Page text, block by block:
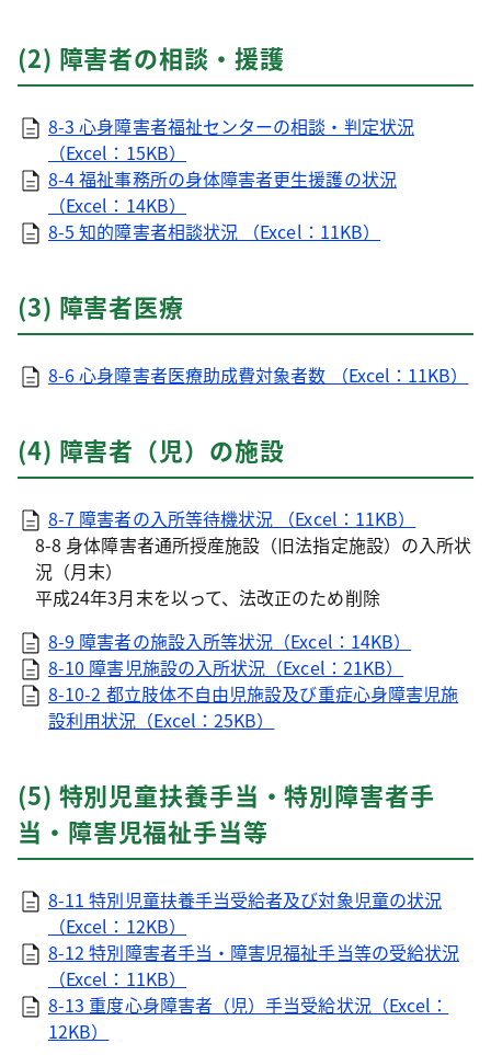
(2) 障害者の相談・援護
8-3 心身障害者福祉センターの相談・判定状況
（Excel：15KB）
8-4 福祉事務所の身体障害者更生援護の状況
（Excel：14KB）
8-5 知的障害者相談状況 （Excel：11KB）
(3) 障害者医療
8-6 心身障害者医療助成費対象者数 （Excel：11KB）
(4) 障害者（児）の施設
8-7 障害者の入所等待機状況 （Excel：11KB）
8-8 身体障害者通所授産施設（旧法指定施設）の入所状
況（月末）
平成24年3月末を以って、法改正のため削除
8-9 障害者の施設入所等状況（Excel：14KB）
8-10 障害児施設の入所状況（Excel：21KB）
8-10-2 都立肢体不自由児施設及び重症心身障害児施
設利用状況（Excel：25KB）
(5) 特別児童扶養手当・特別障害者手
当・障害児福祉手当等
8-11 特別児童扶養手当受給者及び対象児童の状況
（Excel：12KB）
8-12 特別障害者手当・障害児福祉手当等の受給状況
（Excel：11KB）
8-13 重度心身障害者（児）手当受給状況（Excel：
12KB）